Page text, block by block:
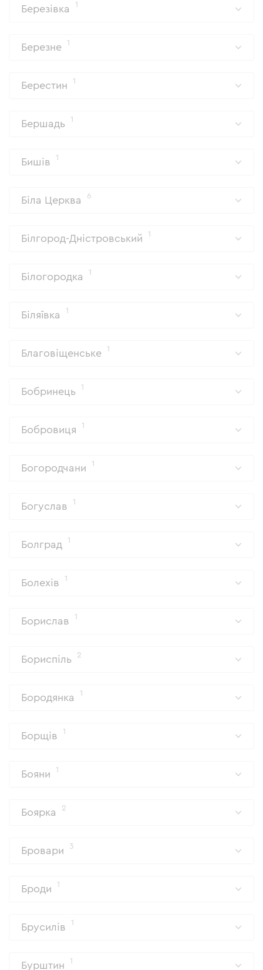
Березівка 1
Березне 1
Берестин 1
Бершадь 1
Бишів 1
Біла Церква 6
Білгород-Дністровський 1
Білогородка 1
Біляївка 1
Благовіщенське 1
Бобринець 1
Бобровиця 1
Богородчани 1
Богуслав 1
Болград 1
Болехів 1
Борислав 1
Бориспіль 2
Бородянка 1
Борщів 1
Бояни 1
Боярка 2
Бровари 3
Броди 1
Брусилів 1
Бурштин 1